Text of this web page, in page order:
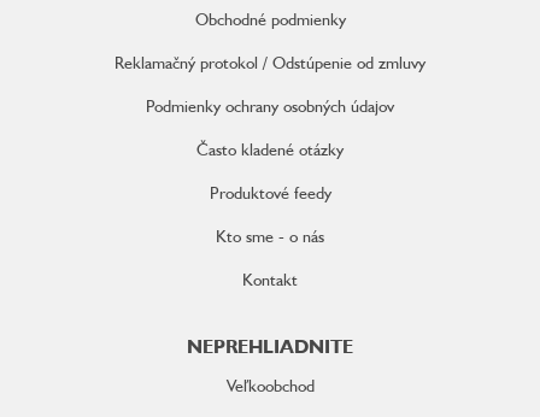
Obchodné podmienky
Reklamačný protokol / Odstúpenie od zmluvy
Podmienky ochrany osobných údajov
Často kladené otázky
Produktové feedy
Kto sme - o nás
Kontakt
NEPREHLIADNITE
Veľkoobchod